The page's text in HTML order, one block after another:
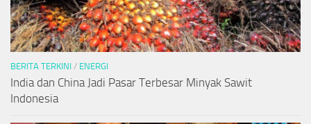
BERITA TERKINI / ENERGI
India dan China Jadi Pasar Terbesar Minyak Sawit
Indonesia